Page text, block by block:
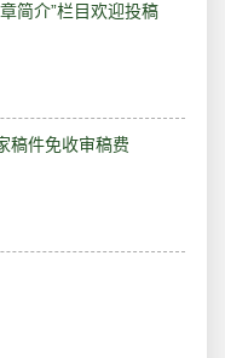
简介”栏目欢迎投稿
稿件免收审稿费